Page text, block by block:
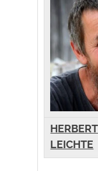
HERBERT
LEICHTE